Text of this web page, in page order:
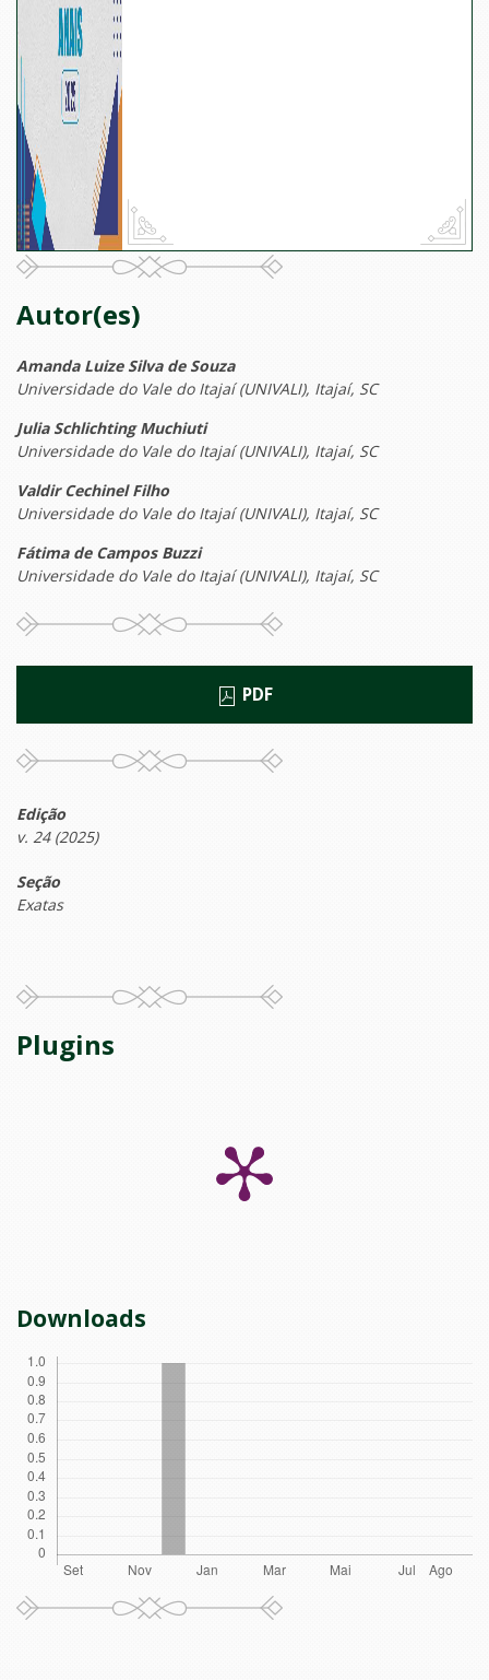
Autor(es)
Amanda Luize Silva de Souza
Universidade do Vale do Itajaí (UNIVALI), Itajaí, SC
Julia Schlichting Muchiuti
Universidade do Vale do Itajaí (UNIVALI), Itajaí, SC
Valdir Cechinel Filho
Universidade do Vale do Itajaí (UNIVALI), Itajaí, SC
Fátima de Campos Buzzi
Universidade do Vale do Itajaí (UNIVALI), Itajaí, SC
PDF
Edição
v. 24 (2025)
Seção
Exatas
Plugins
Downloads